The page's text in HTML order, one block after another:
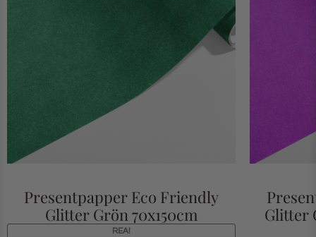
Presentpapper Eco Friendly
Glitter Grön 70x150cm
REA!
Glitter